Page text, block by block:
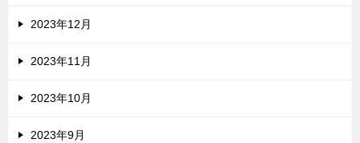
2023年12月
2023年11月
2023年10月
2023年9月